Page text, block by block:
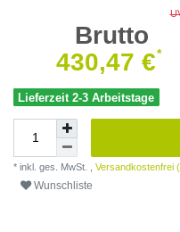
Brutto
430,47 €
*
Lieferzeit 2-3 Arbeitstage
* inkl. ges. MwSt. , Versandkostenfrei
Wunschliste